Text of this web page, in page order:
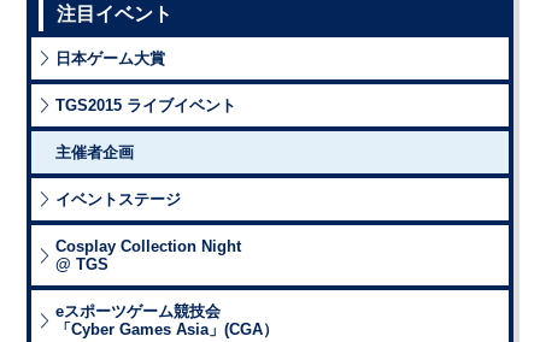
注目イベント
日本ゲーム大賞
TGS2015 ライブイベント
主催者企画
イベントステージ
Cosplay Collection Night
@ TGS
eスポーツゲーム競技会
「Cyber Games Asia」(CGA）